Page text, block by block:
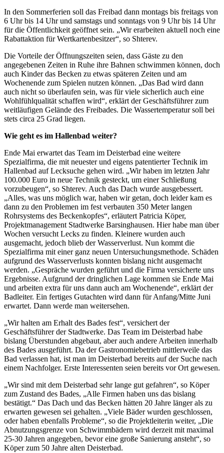
In den Sommerferien soll das Freibad dann montags bis freitags von
6 Uhr bis 14 Uhr und samstags und sonntags von 9 Uhr bis 14 Uhr
für die Öffentlichkeit geöffnet sein. „Wir erarbeiten aktuell noch eine
Rabattaktion für Wertkartenbesitzer“, so Shterev.
Die Vorteile der Öffnungszeiten seien, dass Gäste zu den
angegebenen Zeiten in Ruhe ihre Bahnen schwimmen können, doch
auch Kinder das Becken zu etwas späteren Zeiten und am
Wochenende zum Spielen nutzen können. „Das Bad wird dann
auch nicht so überlaufen sein, was für viele sicherlich auch eine
Wohlfühlqualität schaffen wird“, erklärt der Geschäftsführer zum
weitläufigen Gelände des Freibades. Die Wassertemperatur soll bei
stets circa 25 Grad liegen.
Wie geht es im Hallenbad weiter?
Ende Mai erwartet das Team im Deisterbad eine weitere
Spezialfirma, die mit neuester und eigens patentierter Technik im
Hallenbad auf Lecksuche gehen wird. „Wir haben im letzten Jahr
100.000 Euro in neue Technik gesteckt, um einer Schließung
vorzubeugen“, so Shterev. Auch das Dach wurde ausgebessert.
„Alles, was uns möglich war, haben wir getan, doch leider kam es
dann zu den Problemen im fest verbauten 350 Meter langen
Rohrsystems des Beckenkopfes“, erläutert Patricia Köper,
Projektmanagement Stadtwerke Barsinghausen. Hier habe man über
Wochen versucht Lecks zu finden. Kleinere wurden auch
ausgemacht, jedoch blieb der Wasserverlust. Nun kommt die
Spezialfirma mit einer ganz neuen Untersuchungsmethode. Schäden
aufgrund des Wasserverlusts konnten bislang nicht ausgemacht
werden. „Gespräche wurden geführt und die Firma versicherte uns
Ergebnisse. Aufgrund der dringlichen Lage kommen sie Ende Mai
und arbeiten extra für uns dann auch am Wochenende“, erklärt der
Badleiter. Ein fertiges Gutachten wird dann für Anfang/Mitte Juni
erwartet. Dann werde man weitersehen.
„Wir halten am Erhalt des Bades fest“, versichert der
Geschäftsführer der Stadtwerke. Das Team im Deisterbad habe
bislang Überstunden abgebaut, aber auch andere Arbeiten innerhalb
des Bades ausgeführt. Da der Gastronomiebetrieb mittlerweile das
Bad verlassen hat, ist man im Deisterbad bereits auf der Suche nach
einem Nachfolger. Erste Interessenten seien bereits vor Ort gewesen.
„Wir sind mit dem Deisterbad sehr lange gut gefahren“, so Köper
zum Zustand des Bades, „Alle Firmen haben uns das bislang
bestätigt.“ Das Dach und das Becken hätten 20 Jahre länger als zu
erwarten gewesen sei gehalten. „Viele Bäder wurden geschlossen,
oder haben ebenfalls Probleme“, so die Projektleiterin weiter, „Die
Abnutzungsgrenze von Schwimmbädern wird derzeit mit maximal
25-30 Jahren angegeben, bevor eine große Sanierung ansteht“, so
Köper zum 50 Jahre alten Deisterbad.